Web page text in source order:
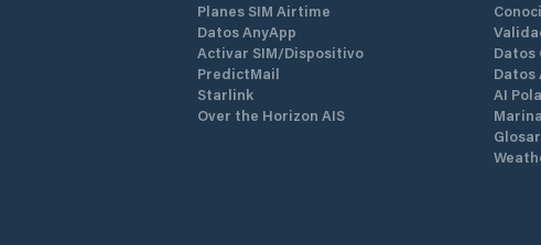
Planes SIM Airtime
Datos AnyApp
Activar SIM/Dispositivo
PredictMail
Starlink
Over the Horizon AIS
Datos
Datos
AI